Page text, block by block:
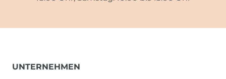
UNTERNEHMEN